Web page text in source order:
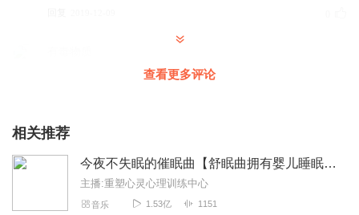
为什么不可以一级一级顺着听！听着听着就接不上啦
一直太中党
太好听了，太好听了，太好听了。
2019-11-17
查看更多评论
相关推荐
今夜不失眠的催眠曲【舒眠曲拥有婴儿睡眠】安眠到天亮（睡前助眠放松入睡）
主播:重塑心灵心理训练中心
音乐 1.53亿 1151